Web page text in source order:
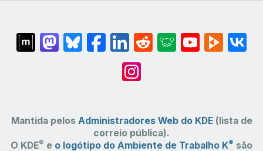
Mantida pelos Administradores Web do KDE(lista de
correio pública).
O KDE® e o logótipo do Ambiente de Trabalho K® são